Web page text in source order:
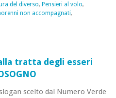
del diverso, Pensieri al volo,
non accompagnati,
tratta degli esseri
scelto dal Numero Verde